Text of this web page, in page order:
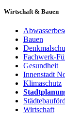
Wirtschaft & Bauen
Bauen
Fachwerk-
Gesundheit
Innenstadt
Klimaschutz
Wirtschaft